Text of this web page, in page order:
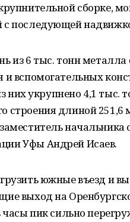
сборке,
последующей
из 6 тыс. тонн
и вспомогательных
них укрупнено 4,1 тыс.
строения длиной 251,6
начальника
Уфы Андрей Исаев.
южные въезд и
выход на
пик сильно